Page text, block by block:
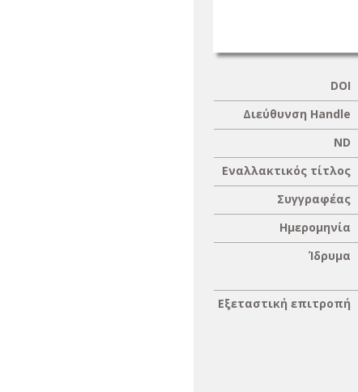
DOI
Διεύθυνση Handle
ND
Εναλλακτικός τίτλος
Συγγραφέας
Ημερομηνία
Ίδρυμα
Εξεταστική επιτροπή